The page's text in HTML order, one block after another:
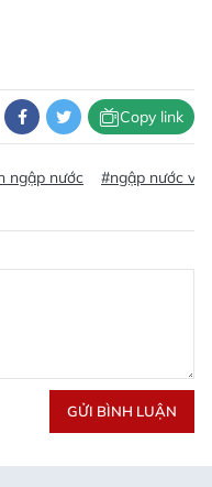
Copy link
ngập nước #ngập nước vì
GỬI BÌNH LUẬN